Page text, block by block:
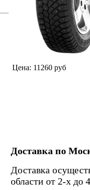
Цена: 11260 руб
Доставка по
Доставка
области от 2-х до